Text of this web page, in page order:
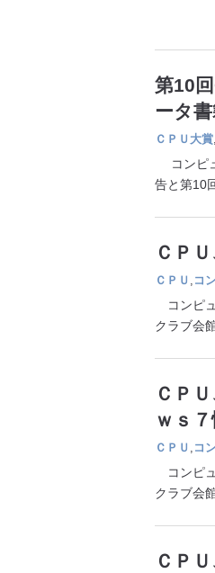
第10
ータ
ＣＰＵ大賞
コンピ
告と第10
ＣＰ
ＣＰＵ コ
コンピ
クラブ会
ＣＰ
ｗｓ
ＣＰＵ コ
コンピ
クラブ会
ＣＰ